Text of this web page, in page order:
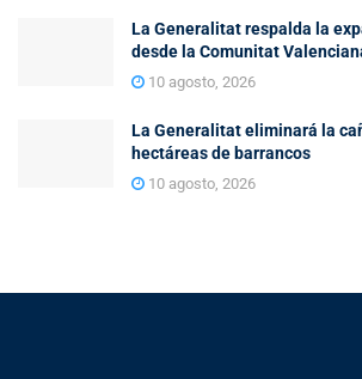
La Generalitat respalda la
desde la Comunitat
10 agosto, 2026
La Generalitat eliminará la
hectáreas de barrancos
10 agosto, 2026